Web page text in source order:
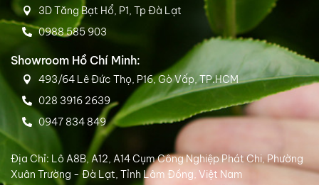
3D Tăng Bạt Hổ, P1, Tp Đà Lạt
0988 585 903
Showroom Hồ Chí Minh:
493/64 Lê Đức Thọ, P16, Gò Vấp, TP.HCM
028 3916 2639
0947 834 849
Địa Chỉ: Lô A8B, A12, A14 Cụm Công Nghiệp Phát Chi, Phường
Xuân Trường - Đà Lạt, Tỉnh Lâm Đồng, Việt Nam